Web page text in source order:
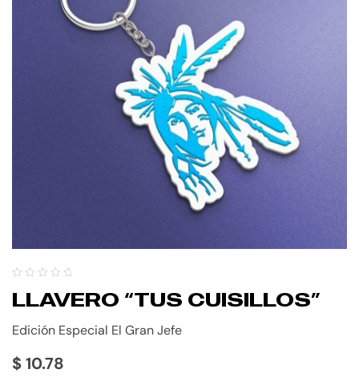
LLAVERO “TUS CUISILLOS”
Edición Especial El Gran Jefe
$ 10.78